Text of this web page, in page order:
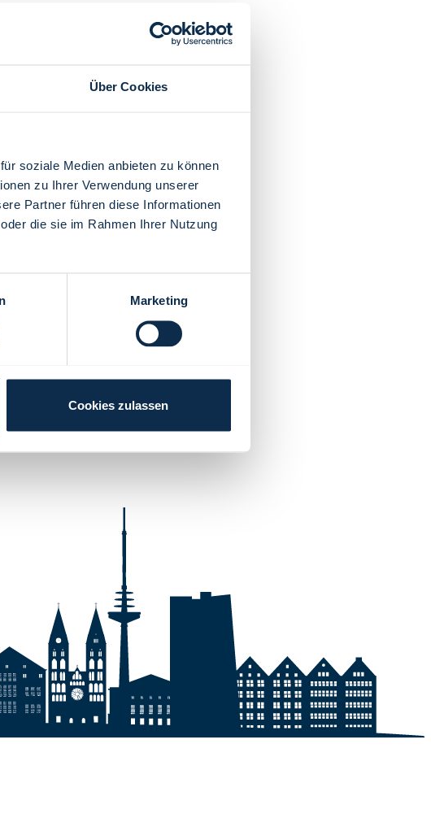
Über Cookies
soziale Medien anbieten zu können
zu Ihrer Verwendung unserer
Partner führen diese Informationen
die sie im Rahmen Ihrer Nutzung
Marketing
Cookies zulassen